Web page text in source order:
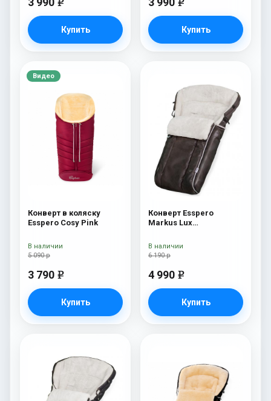
e
Купить
e
Купить
Видео
Конверт в коляску
Esspero Cosy Pink
5 090 р
3 790 e
Купить
В наличии
Конверт Esspero
Markus Lux
овечья шерсть) Brown
6 190 р
4 990 e
Купить
В наличии